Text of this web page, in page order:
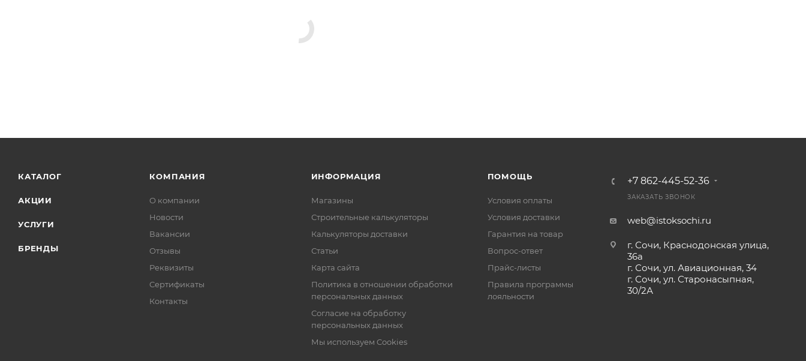
КАТАЛОГ
АКЦИИ
УСЛУГИ
БРЕНДЫ
КОМПАНИЯ
О компании
Новости
Вакансии
Отзывы
Реквизиты
Сертификаты
Контакты
ИНФОРМАЦИЯ
Магазины
Строительные калькуляторы
Калькуляторы доставки
Статьи
Карта сайта
Политика в отношении обработки
персональных данных
Согласие на обработку
персональных данных
Мы используем Cookies
ПОМОЩЬ
Условия оплаты
Условия доставки
Гарантия на товар
Вопрос-ответ
Прайс-листы
Правила программы
лояльности
+7 862-445-52-36
ЗАКАЗАТЬ ЗВОНОК
web@istoksochi.ru
г. Сочи, Краснодонская улица,
36а
г. Сочи, ул. Авиационная, 34
г. Сочи, ул. Старонасыпная,
30/2А